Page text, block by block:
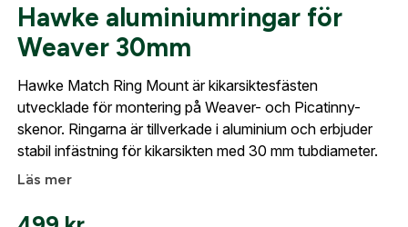
Optik
Mer
Mitt konto
Hawke aluminiumringar för
Weaver 30mm
Hawke Match Ring Mount är kikarsiktesfästen
utvecklade för montering på Weaver- och Picatinny-
skenor. Ringarna är tillverkade i aluminium och erbjuder
stabil infästning för kikarsikten med 30 mm tubdiameter.
Läs mer
Skapa konto
formuläret så återkommer vi till dig när kontot är
skapat. I vår FAQ hittar du svar på de vanligaste
frågorna gällande Mitt konto.
Företag- eller Föreningsnamn: